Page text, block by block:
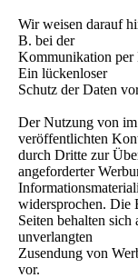
Wir weisen darauf
B. bei der
Kommunikation per
Ein lückenloser
Schutz der Daten
Der Nutzung von
veröffentlichten
durch Dritte zur
angeforderter
widersprochen. Die
Seiten behalten
unverlangten
Zusendung von
vor.